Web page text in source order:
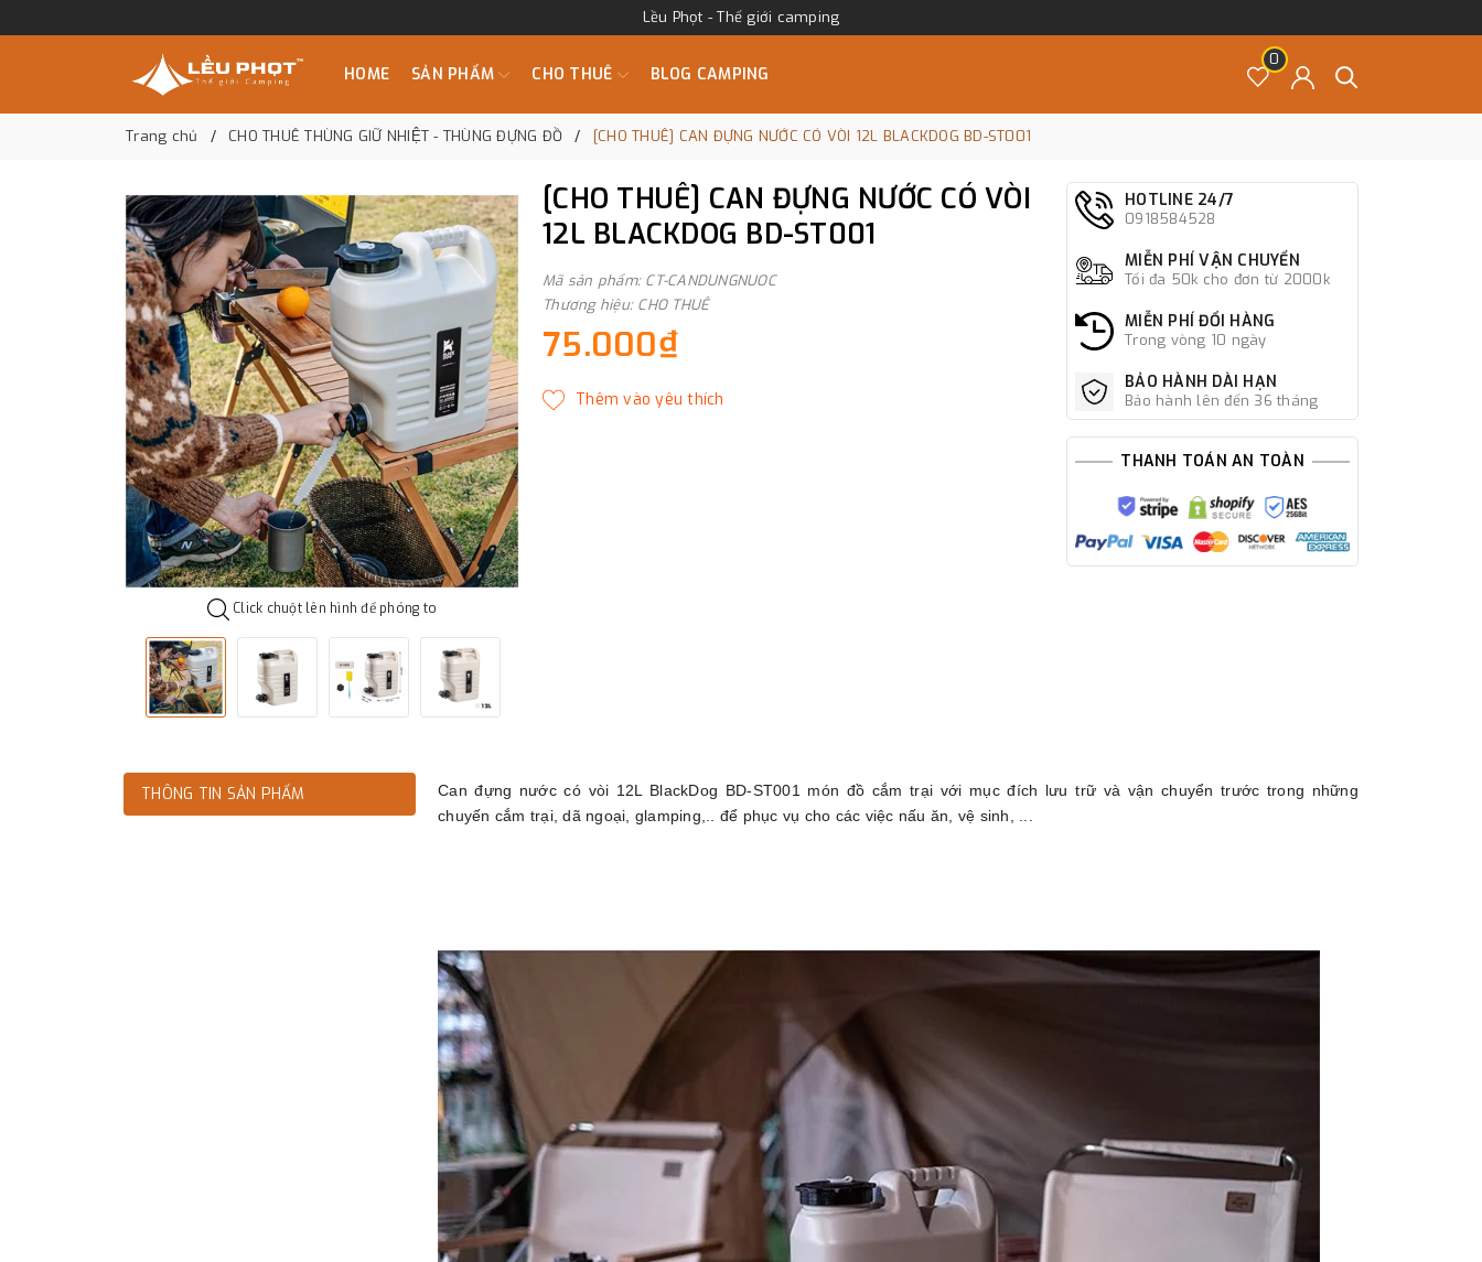
Lều Phọt - Thế giới camping
HOME SẢN PHẨM CHO THUÊ BLOG CAMPING
0
Trang chủ CHO THUÊ THÙNG GIỮ NHIỆT - THÙNG ĐỰNG ĐỒ [CHO THUÊ] CAN ĐỰNG NƯỚC CÓ VÒI 12L BLACKDOG BD-ST001
Click chuột lên hình để phóng to
[CHO THUÊ] CAN ĐỰNG NƯỚC CÓ VÒI
12L BLACKDOG BD-ST001
Mã sản phẩm: CT-CANDUNGNUOC
Thương hiệu: CHO THUÊ
75.000₫
HOTLINE 24/7
0918584528
MIỄN PHÍ VẬN CHUYỂN
Tối đa 50k cho đơn từ 2000k
MIỄN PHÍ ĐỔI HÀNG
Trong vòng 10 ngày
BẢO HÀNH DÀI HẠN
Bảo hành lên đến 36 tháng
THANH TOÁN AN TOÀN
THÔNG TIN SẢN PHẨM
Can đựng nước có vòi 12L BlackDog BD-ST001 món đồ cắm trại với mục đích lưu trữ và vận chuyển trước trong những
chuyến cắm trại, dã ngoại, glamping,.. để phục vụ cho các việc nấu ăn, vệ sinh, ...